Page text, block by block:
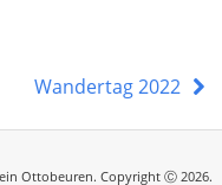
Wandertag 2022
Ottobeuren. Copyright Ⓒ 2026.